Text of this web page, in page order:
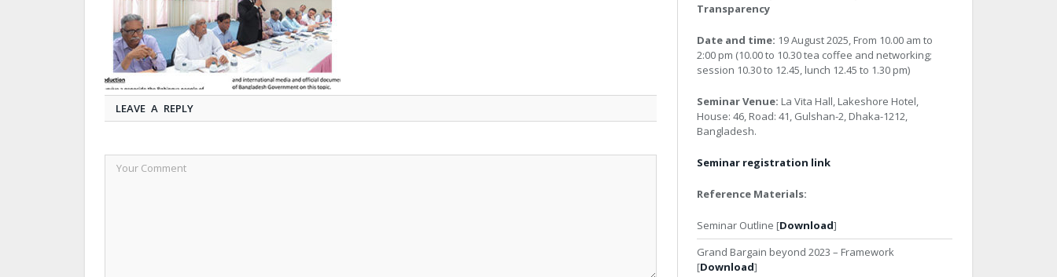
LEAVE A REPLY
Transparency
Date and time: 19 August 2025, From 10.00 am to
2:00 pm (10.00 to 10.30 tea coffee and networking;
session 10.30 to 12.45, lunch 12.45 to 1.30 pm)
Seminar Venue: La Vita Hall, Lakeshore Hotel,
House: 46, Road: 41, Gulshan-2, Dhaka-1212,
Bangladesh.
Seminar registration link
Reference Materials:
Seminar Outline [Download]
Grand Bargain beyond 2023 – Framework
[Download]